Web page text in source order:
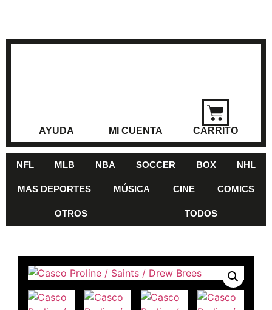
AYUDA MI CUENTA CARRITO
NFL MLB NBA SOCCER BOX NHL
MAS DEPORTES MÚSICA CINE COMICS
OTROS TODOS